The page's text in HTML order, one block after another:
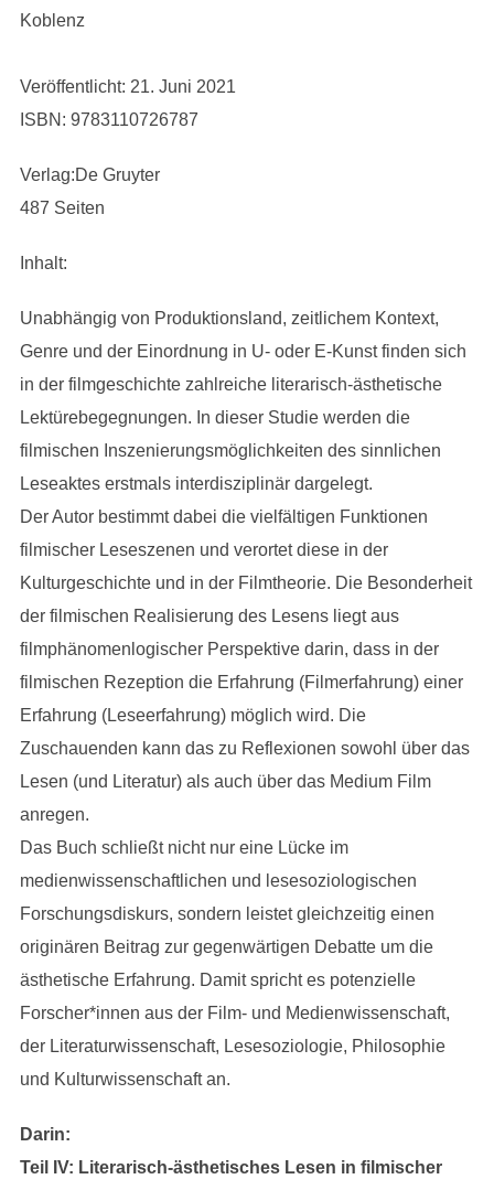
Koblenz
Veröffentlicht: 21. Juni 2021
ISBN: 9783110726787
Verlag:De Gruyter
487 Seiten
Inhalt:
Unabhängig von Produktionsland, zeitlichem Kontext,
Genre und der Einordnung in U- oder E-Kunst finden sich
in der filmgeschichte zahlreiche literarisch-ästhetische
Lektürebegegnungen. In dieser Studie werden die
filmischen Inszenierungsmöglichkeiten des sinnlichen
Leseaktes erstmals interdisziplinär dargelegt.
Der Autor bestimmt dabei die vielfältigen Funktionen
filmischer Leseszenen und verortet diese in der
Kulturgeschichte und in der Filmtheorie. Die Besonderheit
der filmischen Realisierung des Lesens liegt aus
filmphänomenlogischer Perspektive darin, dass in der
filmischen Rezeption die Erfahrung (Filmerfahrung) einer
Erfahrung (Leseerfahrung) möglich wird. Die
Zuschauenden kann das zu Reflexionen sowohl über das
Lesen (und Literatur) als auch über das Medium Film
anregen.
Das Buch schließt nicht nur eine Lücke im
medienwissenschaftlichen und lesesoziologischen
Forschungsdiskurs, sondern leistet gleichzeitig einen
originären Beitrag zur gegenwärtigen Debatte um die
ästhetische Erfahrung. Damit spricht es potenzielle
Forscher*innen aus der Film- und Medienwissenschaft,
der Literaturwissenschaft, Lesesoziologie, Philosophie
und Kulturwissenschaft an.
Darin:
Teil IV: Literarisch-ästhetisches Lesen in filmischer